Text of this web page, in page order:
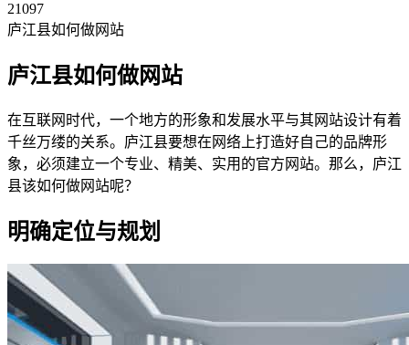
21097
庐江县如何做网站
庐江县如何做网站
在互联网时代，一个地方的形象和发展水平与其网站设计有着
千丝万缕的关系。庐江县要想在网络上打造好自己的品牌形
象，必须建立一个专业、精美、实用的官方网站。那么，庐江
县该如何做网站呢？
明确定位与规划